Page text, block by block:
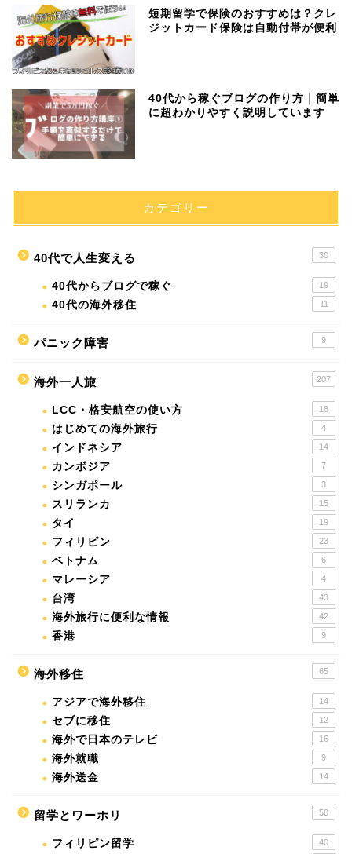
短期留学で保険のおすすめは？クレ
ジットカード保険は自動付帯が便利
40代から稼ぐブログの作り方｜簡単
に超わかりやすく説明しています
カテゴリー
40代で人生変える 30
40代からブログで稼ぐ 19
40代の海外移住 11
パニック障害 9
海外一人旅 207
LCC・格安航空の使い方 18
はじめての海外旅行 4
インドネシア 14
カンボジア 7
シンガポール 3
スリランカ 15
タイ 19
フィリピン 23
ベトナム 6
マレーシア 4
台湾 43
海外旅行に便利な情報 42
香港 9
海外移住 65
アジアで海外移住 14
セブに移住 12
海外で日本のテレビ 16
海外就職 9
海外送金 14
留学とワーホリ 50
フィリピン留学 40